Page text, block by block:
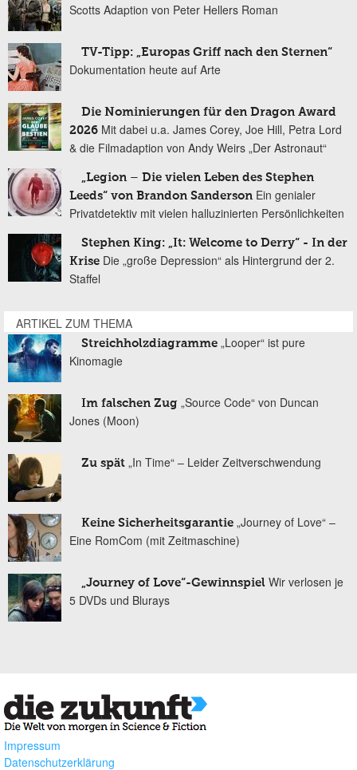
Scotts Adaption von Peter Hellers Roman
TV-Tipp: „Europas Griff nach den Sternen“
Dokumentation heute auf Arte
Die Nominierungen für den Dragon Award
2026 Mit dabei u.a. James Corey, Joe Hill, Petra Lord
& die Filmadaption von Andy Weirs „Der Astronaut“
„Legion – Die vielen Leben des Stephen
Leeds“ von Brandon Sanderson Ein genialer
Privatdetektiv mit vielen halluzinierten Persönlichkeiten
Stephen King: „It: Welcome to Derry“ - In der
Krise Die „große Depression“ als Hintergrund der 2.
Staffel
ARTIKEL ZUM THEMA
Streichholzdiagramme „Looper“ ist pure
Kinomagie
Im falschen Zug „Source Code“ von Duncan
Jones (Moon)
Zu spät „In Time“ – Leider Zeitverschwendung
Keine Sicherheitsgarantie „Journey of Love“ –
Eine RomCom (mit Zeitmaschine)
„Journey of Love“-Gewinnspiel Wir verlosen je
5 DVDs und Blurays
Impressum
Datenschutzerklärung